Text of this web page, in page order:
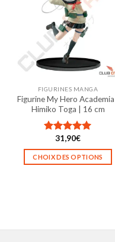
Les
options
peuvent
être
choisies
sur
page
FIGURINES MANGA
Figurine My Hero Academia |
Himiko Toga | 16 cm
Note5.00
sur 5
31,90€
CHOIX DES OPTIONS
Les